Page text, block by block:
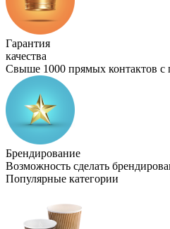
Гарантия
качества
Свыше 1000 прямых контактов с
Брендирование
Возможность сделать
Популярные категории